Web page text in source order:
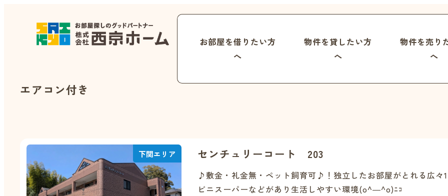
お部屋を借りたい方
へ
物件を貸したい方
へ
物件を売り
へ
エアコン付き
下関エリア センチュリーコート 203
♪敷金・礼金無・ペット飼育可♪！独立したお部屋がとれる広
ビニスーパーなどがあり生活しやすい環境(o^―^o)ﾆｺ